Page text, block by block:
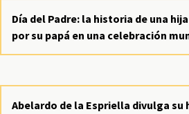
Día del Padre: la historia de una
por su papá en una celebración
Abelardo de la Espriella divulga su